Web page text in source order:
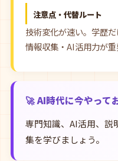
注意点・代替ルート
技術変化が速い。学歴
情報収集・AI活用力が
🚀 AI時代に今やって
専門知識、AI活用、説
集を学びましょう。